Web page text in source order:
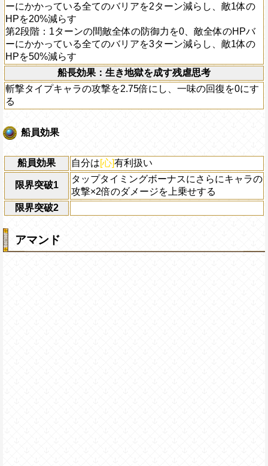
ーにかかっている全てのバリアを2ターン減らし、敵1体の
HPを20%減らす
第2段階：1ターンの間敵全体の防御力を0、敵全体のHPバ
ーにかかっている全てのバリアを3ターン減らし、敵1体の
HPを50%減らす
船長効果：生き地獄を成す残虐思考
斬撃タイプキャラの攻撃を2.75倍にし、一味の回復を0にす
る
船員効果
船員効果 自分は[心]有利扱い
限界突破1
タップタイミングボーナスにさらにキャラの
攻撃×2倍のダメージを上乗せする
限界突破2
アマンド